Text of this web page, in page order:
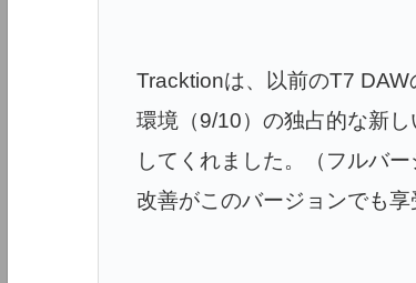
Tracktionは、以前のT7
環境（9/10）の独占的な新
してくれました。（フルバ
改善がこのバージョンでも享